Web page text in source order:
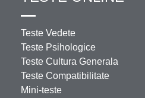
Teste Vedete
Teste Psihologice
Teste Cultura Generala
Teste Compatibilitate
Mini-teste